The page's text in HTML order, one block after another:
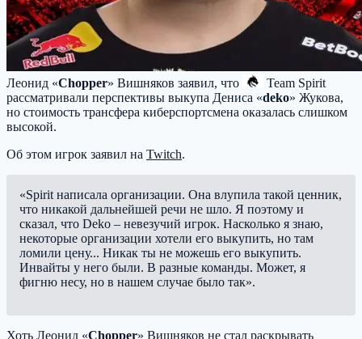
Леонид «Chopper» Вишняков заявил, что
Team Spirit
рассматривали перспективы выкупа Дениса «deko» Жукова,
но стоимость трансфера киберспортсмена оказалась слишком
высокой.
Об этом игрок заявил на Twitch.
«Spirit написала организации. Она влупила такой ценник,
что никакой дальнейшей речи не шло. Я поэтому и
сказал, что Deko – невезучий игрок. Насколько я знаю,
некоторые организации хотели его выкупить, но там
ломили цену... Никак ты не можешь его выкупить.
Инвайты у него были. В разные команды. Может, я
фигню несу, но в нашем случае было так».
Хоть Леонид «Chopper» Вишняков не стал раскрывать